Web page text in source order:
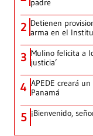
padre
2 Detienen
arma en el
3 Mulino felicita a
justicia’
4 APEDE creará
Panamá
5 ¡Bienvenido,